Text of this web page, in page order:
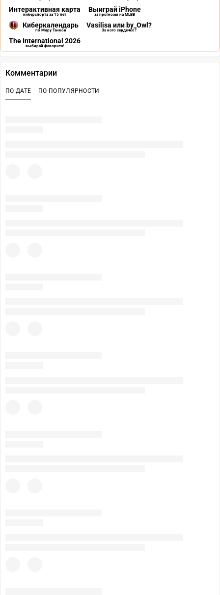
Интерактивная карта
киберспорта за 15 лет
Выиграй iPhone
за прогнозы на MLBB
Киберкалендарь
по Миру Танков
Vasilisa или by_Owl?
За кого сердечко?
The International 2026
выбирай фаворита!
Комментарии
ПО ДАТЕ ПО ПОПУЛЯРНОСТИ